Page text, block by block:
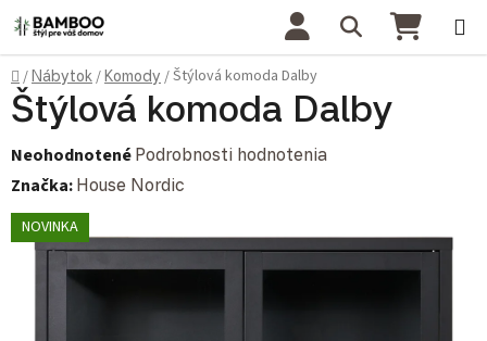
Prejsť na obsah Hľadať
Domov
/Nábytok /Komody /Štýlová komoda Dalby
Štýlová komoda Dalby
Priemerné hodnotenie produktu je 0,0 z 5 hviezdičiek.
Neohodnotené Podrobnosti hodnotenia
Značka: House Nordic
NOVINKA